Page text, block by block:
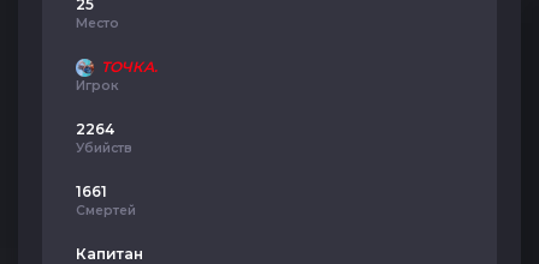
25
Место
ТОЧКА.
Игрок
2264
Убийств
1661
Смертей
Капитан